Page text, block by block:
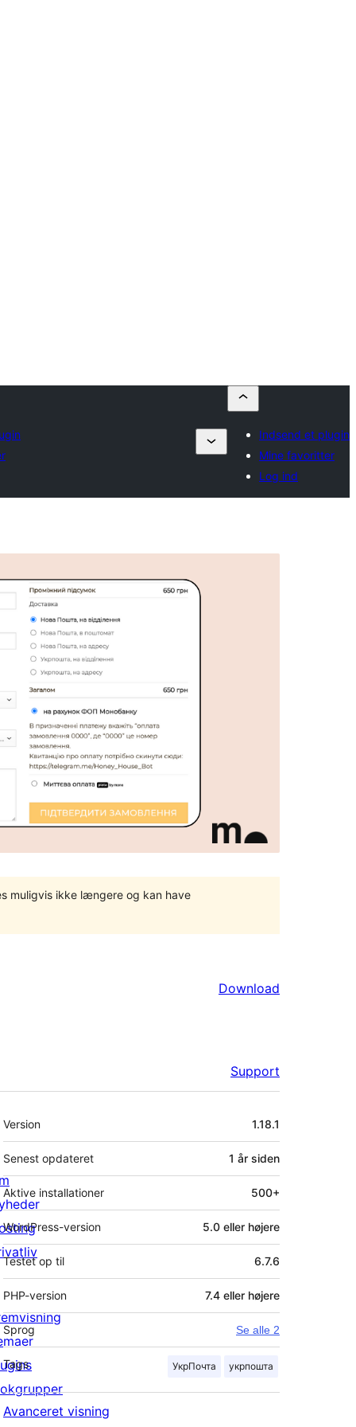
Indsend et plugin
Mine favoritter
Log ind
muligvis ikke længere og kan have
Download
Support
Meta
Version 1.18.1
Senest opdateret 1 år siden
Aktive installationer 500+
WordPress-version 5.0 eller højere
Testet op til 6.7.6
PHP-version 7.4 eller højere
Sprog Se alle 2
Tags УкрПочта укрпошта
Avanceret visning